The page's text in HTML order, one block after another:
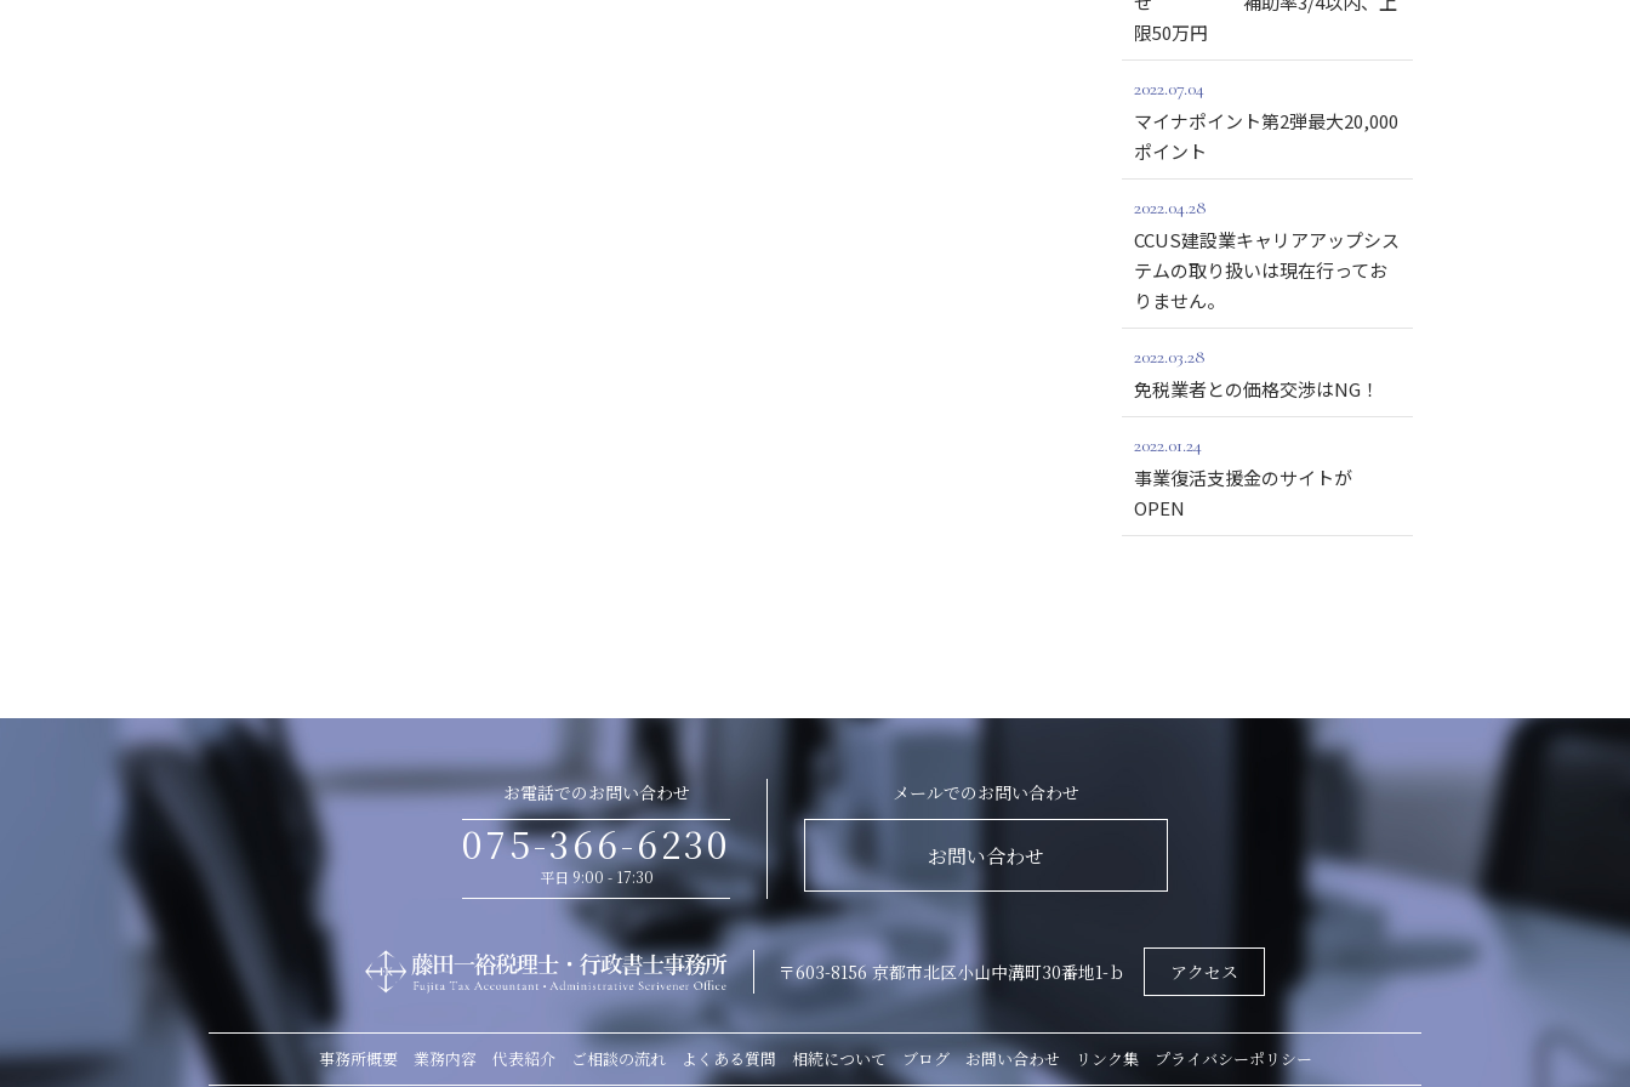
限50万円
2022.07.04
マイナポイント第2弾最大20,000
ポイント
2022.04.28
CCUS建設業キャリアアップシス
テムの取り扱いは現在行ってお
りません。
2022.03.28
免税業者との価格交渉はNG！
2022.01.24
事業復活支援金のサイトが
OPEN
お電話でのお問い合わせ
075-366-6230
平日 9:00 - 17:30
メールでのお問い合わせ
お問い合わせ
〒603-8156 京都市北区小山中溝町30番地1-ｂ アクセス
事務所概要 業務内容 代表紹介 ご相談の流れ よくある質問 相続について ブログ お問い合わせ リンク集 プライバシーポリシー